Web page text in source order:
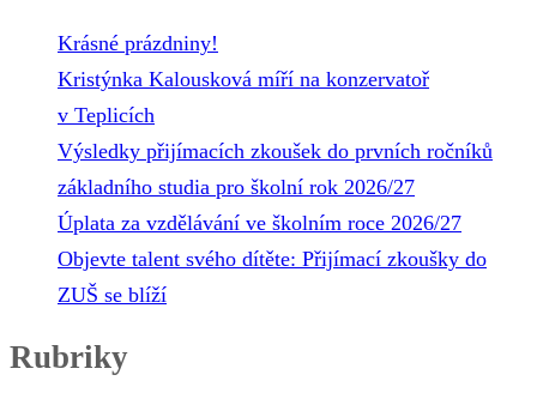
Krásné prázdniny!
Kristýnka Kalousková míří na konzervatoř
v Teplicích
Výsledky přijímacích zkoušek do prvních ročníků
základního studia pro školní rok 2026/27
Úplata za vzdělávání ve školním roce 2026/27
Objevte talent svého dítěte: Přijímací zkoušky do
ZUŠ se blíží
Rubriky